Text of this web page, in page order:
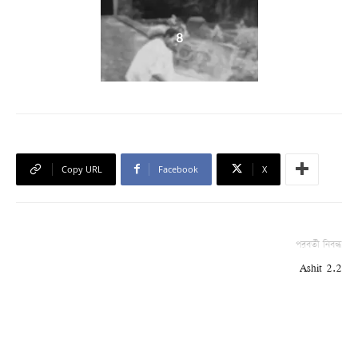
8
Copy URL Facebook X
পরবর্তী নিবন্ধ
Ashit 2.2